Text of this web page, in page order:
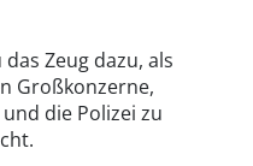
Zeug dazu, als
Großkonzerne,
die Polizei zu